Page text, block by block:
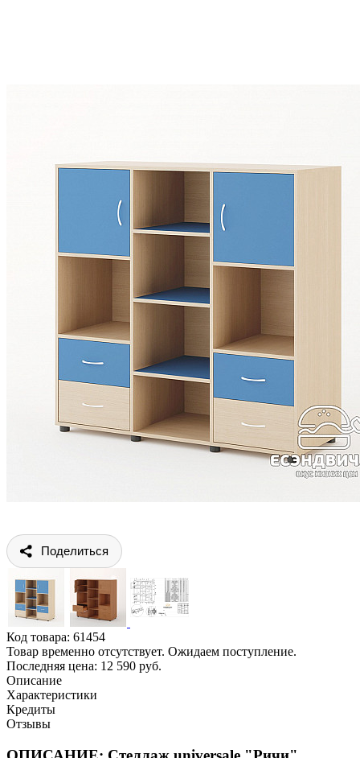
Поделиться
Код товара: 61454
Товар временно отсутствует. Ожидаем поступление.
Последняя цена: 12 590 руб.
Описание
Характеристики
Кредиты
Отзывы